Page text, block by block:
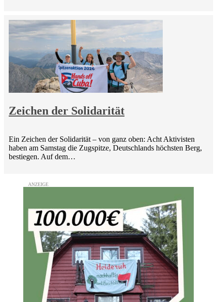
Zeichen der Solidarität
Ein Zeichen der Solidarität – von ganz oben: Acht Aktivisten
haben am Samstag die Zugspitze, Deutschlands höchsten Berg,
bestiegen. Auf dem…